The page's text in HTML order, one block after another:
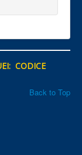
CODICE
Back to Top